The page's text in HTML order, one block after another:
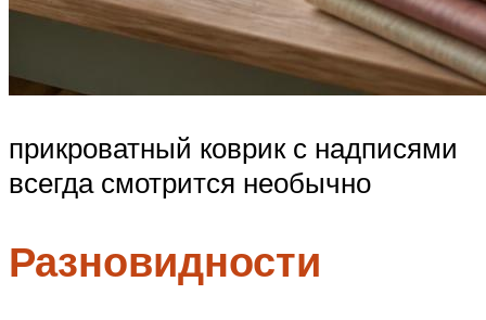
прикроватный коврик с надписями
всегда смотрится необычно
Разновидности